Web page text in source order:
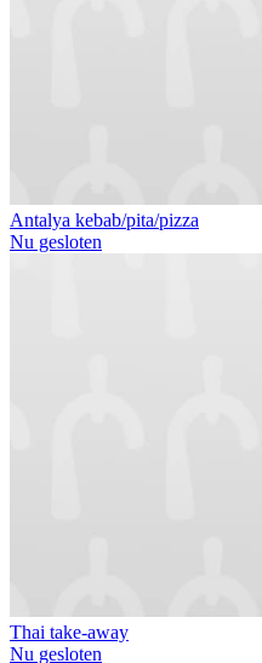
Antalya kebab/pita/pizza
Nu gesloten
Thai take-away
Nu gesloten